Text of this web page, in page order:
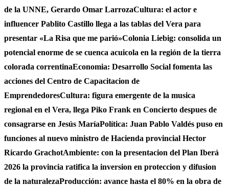
de la UNNE, Gerardo Omar LarrozaCultura: el actor e
influencer Pablito Castillo llega a las tablas del Vera para
presentar «La Risa que me parió»Colonia Liebig: consolida un
potencial enorme de se cuenca acuicola en la región de la tierra
colorada correntinaEconomia: Desarrollo Social fomenta las
acciones del Centro de Capacitacion de
EmprendedoresCultura: figura emergente de la musica
regional en el Vera, llega Piko Frank en Concierto despues de
consagrarse en Jesús MaríaPolítica: Juan Pablo Valdés puso en
funciones al nuevo ministro de Hacienda provincial Hector
Ricardo GrachotAmbiente: con la presentacion del Plan Iberá
2026 la provincia ratifica la inversion en proteccion y difusion
de la naturalezaProducción: avance hasta el 80% en la obra de